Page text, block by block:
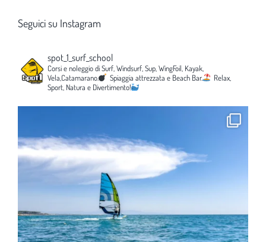
Seguici su Instagram
spot_1_surf_school
Corsi e noleggio di Surf, Windsurf, Sup, WingFoil, Kayak,
Vela,Catamarano.
Spiaggia attrezzata e Beach Bar.
Relax,
Sport, Natura e Divertimento!